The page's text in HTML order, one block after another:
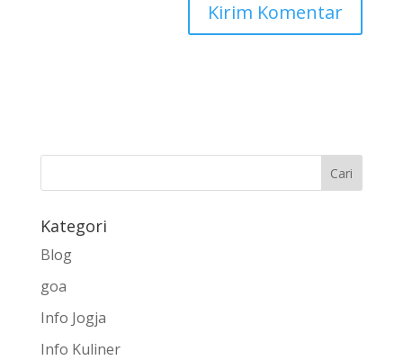
Kategori
Blog
goa
Info Jogja
Info Kuliner